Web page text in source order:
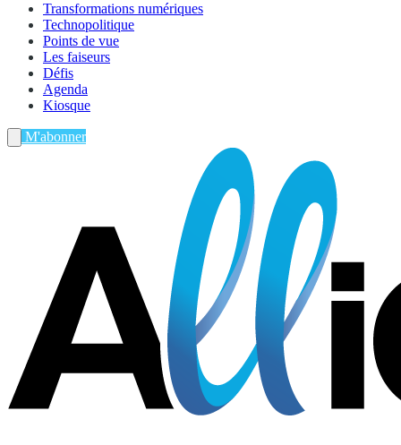
Transformations numériques
Technopolitique
Points de vue
Les faiseurs
Défis
Agenda
Kiosque
M'abonner